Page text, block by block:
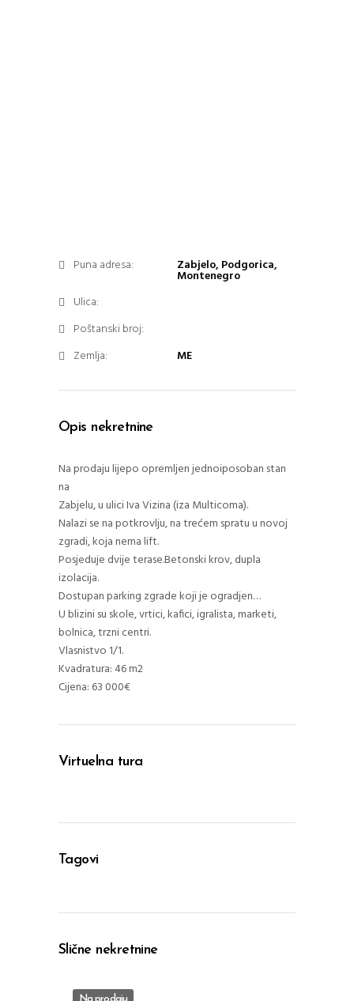
Puna adresa: Zabjelo, Podgorica,
Montenegro
Ulica:
Poštanski broj:
Zemlja:
ME
Opis nekretnine
Na prodaju lijepo opremljen jednoiposoban stan
na
Zabjelu, u ulici Iva Vizina (iza Multicoma).
Nalazi se na potkrovlju, na trećem spratu u novoj
zgradi, koja nema lift.
Posjeduje dvije terase.Betonski krov, dupla
izolacija.
Dostupan parking zgrade koji je ogradjen…
U blizini su skole, vrtici, kafici, igralista, marketi,
bolnica, trzni centri.
Vlasnistvo 1/1.
Kvadratura: 46 m2
Cijena: 63 000€
Virtuelna tura
Tagovi
Slične nekretnine